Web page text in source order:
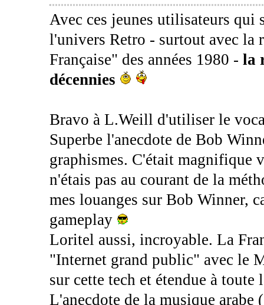
Avec ces jeunes utilisateurs qui
l'univers Retro - surtout avec la
Française" des années 1980 - la
décennies
Bravo à L.Weill d'utiliser le
Superbe l'anecdote de Bob
graphismes. C'était magnifique
n'étais pas au courant de la
mes louanges sur Bob Winner,
gameplay
Loritel aussi, incroyable. La
"Internet grand public" avec le
sur cette tech et étendue à toute
L'anecdote de la musique arabe